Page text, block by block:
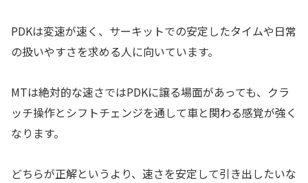
PDKは変速が速く、サーキットでの安定したタイムや日常
の扱いやすさを求める人に向いています。
MTは絶対的な速さではPDKに譲る場面があっても、クラ
ッチ操作とシフトチェンジを通して車と関わる感覚が強く
なります。
どちらが正解というより、速さを安定して引き出したいな